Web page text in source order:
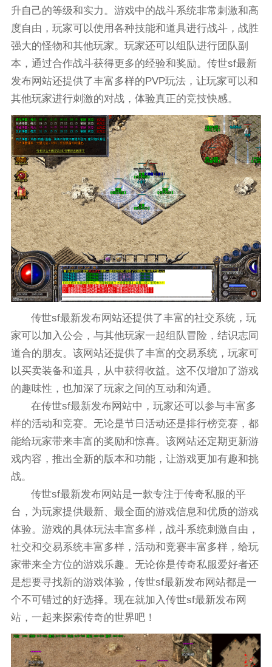
升自己的等级和实力。游戏中的战斗系统非常刺激和高
度自由，玩家可以使用各种技能和道具进行战斗，战胜
强大的怪物和其他玩家。玩家还可以组队进行团队副
本，通过合作战斗获得更多的经验和奖励。传世sf最新
发布网站还提供了丰富多样的PVP玩法，让玩家可以和
其他玩家进行刺激的对战，体验真正的竞技快感。
传世sf最新发布网站还提供了丰富的社交系统，玩
家可以加入公会，与其他玩家一起组队冒险，结识志同
道合的朋友。该网站还提供了丰富的交易系统，玩家可
以买卖装备和道具，从中获得收益。这不仅增加了游戏
的趣味性，也加深了玩家之间的互动和沟通。
在传世sf最新发布网站中，玩家还可以参与丰富多
样的活动和竞赛。无论是节日活动还是排行榜竞赛，都
能给玩家带来丰富的奖励和惊喜。该网站还定期更新游
戏内容，推出全新的版本和功能，让游戏更加有趣和挑
战。
传世sf最新发布网站是一款专注于传奇私服的平
台，为玩家提供最新、最全面的游戏信息和优质的游戏
体验。游戏的具体玩法丰富多样，战斗系统刺激自由，
社交和交易系统丰富多样，活动和竞赛丰富多样，给玩
家带来全方位的游戏乐趣。无论你是传奇私服爱好者还
是想要寻找新的游戏体验，传世sf最新发布网站都是一
个不可错过的好选择。现在就加入传世sf最新发布网
站，一起来探索传奇的世界吧！